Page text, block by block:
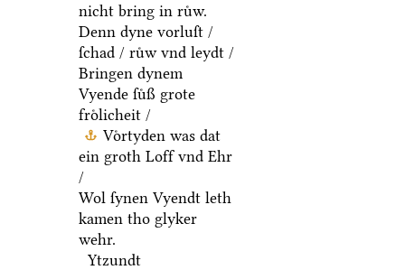
nicht bring in ruͤw.
Denn dyne vorluſt /
ſchad / ruͤw vnd leydt /
Bringen dynem
Vyende ſuͤß grote
froͤlicheit /
Voͤrtyden was dat
ein groth Loff vnd Ehr
/
Wol ſynen Vyendt leth
kamen tho glyker
wehr.
Ytzundt